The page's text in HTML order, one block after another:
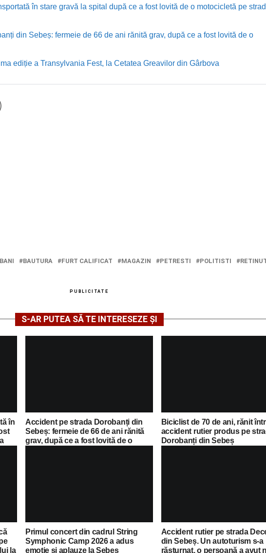
în stare gravă la spital după ce a fost lovită de o motocicletă pe
din Sebeș: fermeie de 66 de ani rănită grav, după ce a fost lovită de o
ediție a Transylvania Fest, la Cetatea Greavilor din Gârbova
BANI BAUTURA FURT CALIFICAT MAGAZIN PETRESTI POLITISTI
PUBLICITATE
S-AR PUTEA SĂ TE INTERESEZE ȘI
în
Accident pe strada Dorobanți din
Sebeș: fermeie de 66 de ani rănită
grav, după ce a fost lovită de o
Biciclist de 70 de ani, rănit
accident rutier produs pe
Dorobanți din Sebeș
la
Primul concert din cadrul String
Symphonic Camp 2026 a adus
emoție și aplauze la Sebeș
Accident rutier pe strada
din Sebeș. Un autoturism s-a
răsturnat, o persoană a avut